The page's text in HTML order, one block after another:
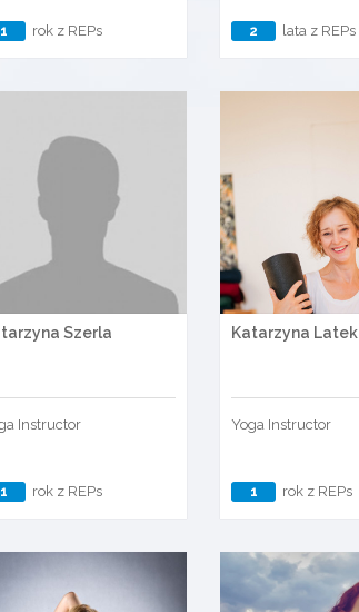
1 rok z REPs 2 lata z REPs
Szerla
Instructor
1 rok z REPs
Katarzyna Latek
Yoga Instructor
1 rok z REPs